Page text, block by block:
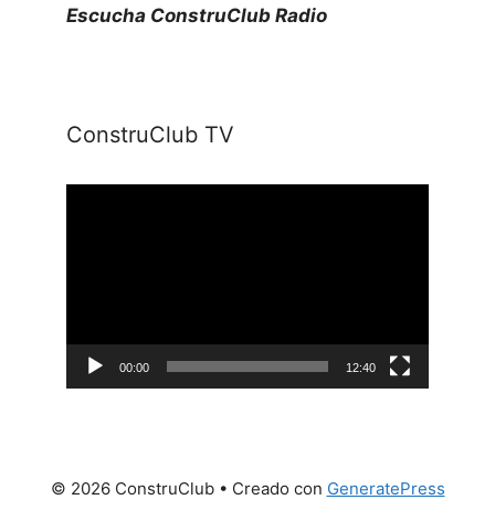
Escucha ConstruClub Radio
ConstruClub TV
00:00 12:40
© 2026 ConstruClub• Creado con GeneratePress